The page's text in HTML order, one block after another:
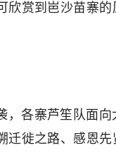
欣赏到岜沙苗寨
，各寨芦笙队面
迁徙之路、感恩